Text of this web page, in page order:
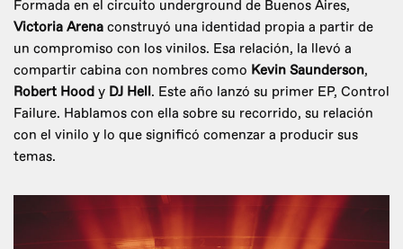
Formada en el circuito underground de Buenos Aires,
Victoria Arena construyó una identidad propia a partir de
un compromiso con los vinilos. Esa relación, la llevó a
compartir cabina con nombres como Kevin Saunderson,
Robert Hood y DJ Hell. Este año lanzó su primer EP, Control
Failure. Hablamos con ella sobre su recorrido, su relación
con el vinilo y lo que significó comenzar a producir sus
temas.